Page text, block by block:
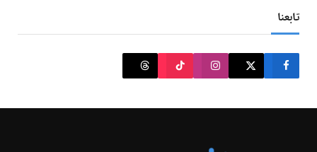
تابعنا